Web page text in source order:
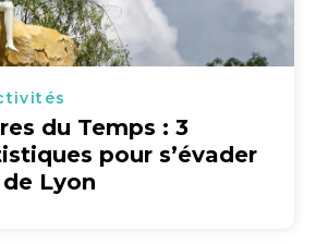
du Temps : 3
pour s’évader
Lyon